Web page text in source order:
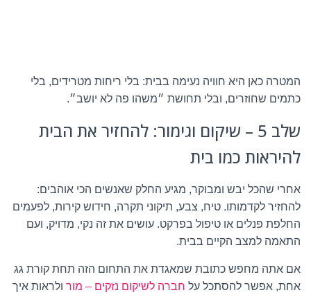
המטרה כאן היא חוויה נעימה בבית: בלי ריחות מטרידים, בלי
כתמים שחוזרים, ובלי תחושת ״משהו פה לא יושב״.
שלב 5 – שיקום וגימור: להחזיר את הבית
להיראות כמו בית
אחרי שהכל יבש ומבוקר, מגיע החלק שאנשים הכי אוהבים:
להחזיר לקדמותו. טיח, צבע, תיקוני תקרה, חידוש קירות, לפעמים
החלפת פנלים או טיפול בפרקט. עושים את זה נקי, מדויק, ועם
התאמה למצב הקיים בבית.
אם אתה מחפש כתובת שמאגדת את התחום הזה תחת קורת גג
אחת, אפשר להסתכל על חברה לשיקום נזקים – מור ולראות איך